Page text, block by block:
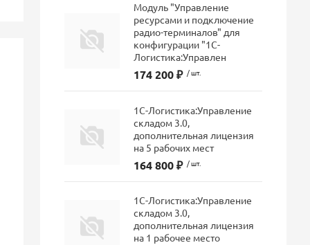
Модуль "Управление
ресурсами и подключение
радио-терминалов" для
конфигурации "1С-
Логистика:Управлен
174 200 ₽ / шт.
1С-Логистика:Управление
складом 3.0,
дополнительная лицензия
на 5 рабочих мест
164 800 ₽ / шт.
1С-Логистика:Управление
складом 3.0,
дополнительная лицензия
на 1 рабочее место